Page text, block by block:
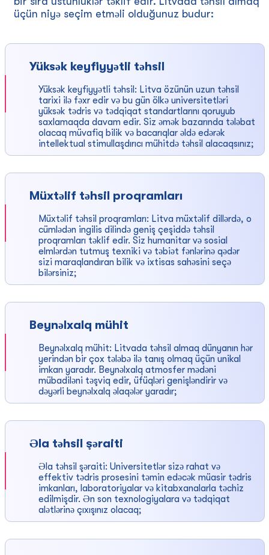
üçün niyə seçim etməli olduğunuz budur:
Yüksək keyfiyyətli təhsil
Yüksək keyfiyyətli təhsil: Litva özünün uzun təhsil
tarixi ilə fəxr edir və bu gün ölkə universitetləri
yüksək tədris və tədqiqat standartlarını qoruyub
saxlamaqda davam edir. Siz əmək bazarında tələbat
olacaq müvafiq bilik və bacarıqlar əldə edərək
intellektual stimullaşdırıcı mühitdə təhsil alacaqsınız;
Müxtəlif təhsil proqramları
Müxtəlif təhsil proqramları: Litva müxtəlif dillərdə, o
cümlədən ingilis dilində geniş çeşiddə təhsil
proqramları təklif edir. Siz humanitar və sosial
elmlərdən tutmuş texniki və təbiət fənlərinə qədər
sizi maraqlandıran bilik və ixtisas sahəsini seçə
bilərsiniz;
Beynəlxalq mühit
Beynəlxalq mühit: Litvada təhsil almaq dünyanın hər
yerindən bir çox tələbə ilə tanış olmaq üçün unikal
imkan yaradır. Beynəlxalq atmosfer mədəni
mübadiləni təşviq edir, üfüqləri genişləndirir və
dəyərli beynəlxalq əlaqələr yaradır;
Əla təhsil şəraiti
Əla təhsil şəraiti: Universitetlər sizə rahat və
effektiv tədris prosesini təmin edəcək müasir tədris
imkanları, laboratoriyalar və kitabxanalarla təchiz
edilmişdir. Ən son texnologiyalara və tədqiqat
alətlərinə çıxışınız olacaq;